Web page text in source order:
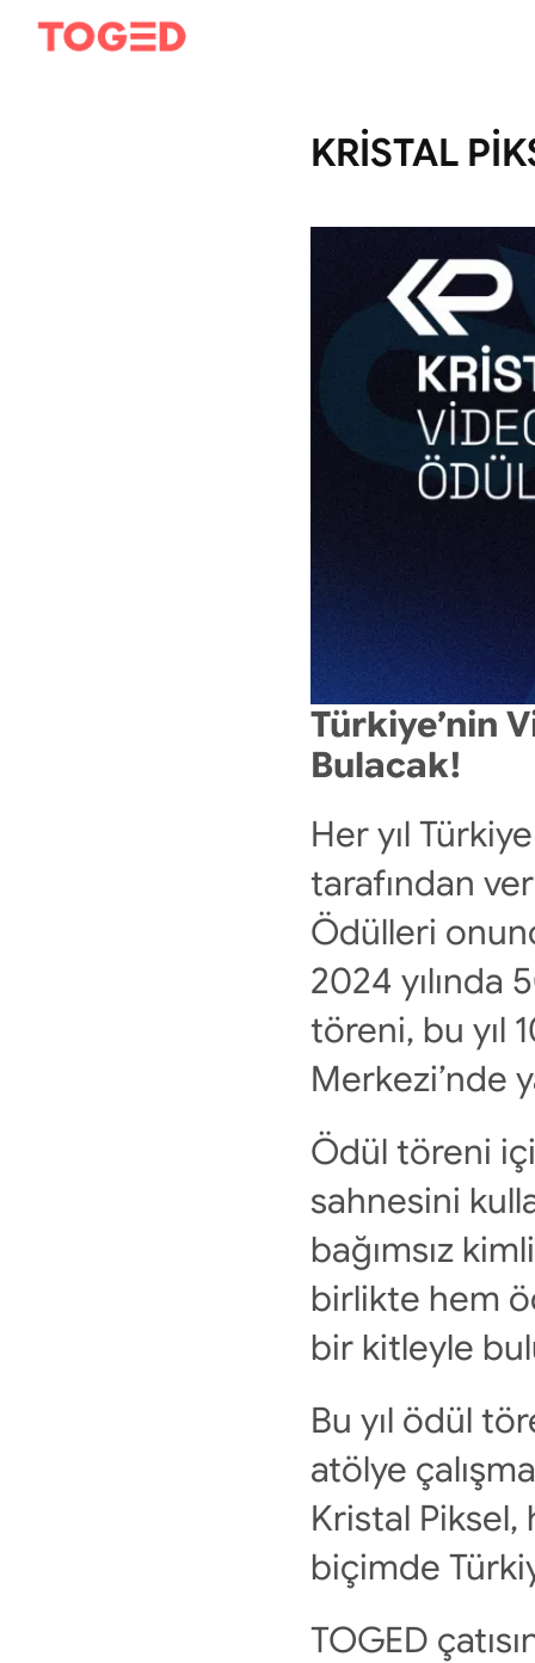
KRİSTAL
Türkiye’nin
Bulacak!
Her yıl
tarafından
Ödülleri
2024 yılında
töreni, bu yıl
Merkezi’nde
Ödül töreni
sahnesini
bağımsız
birlikte hem
bir kitleyle
Bu yıl ödül
atölye
Kristal Piksel,
biçimde
TOGED